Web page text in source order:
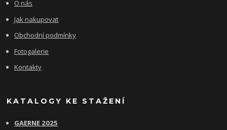
O nás
Jak nakupovat
Obchodní podmínky
Fotogalerie
Kontakty
KATALOGY KE STAŽENÍ
GAERNE 2025